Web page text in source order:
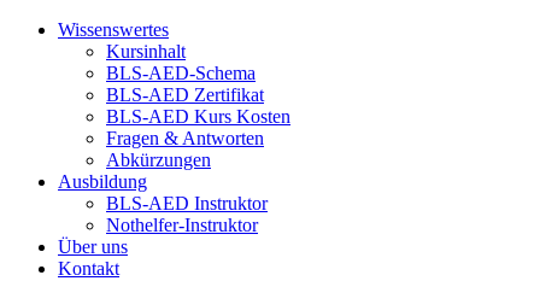
Wissenswertes
Kursinhalt
BLS-AED-Schema
BLS-AED Zertifikat
BLS-AED Kurs Kosten
Fragen & Antworten
Abkürzungen
Ausbildung
BLS-AED Instruktor
Nothelfer-Instruktor
Über uns
Kontakt